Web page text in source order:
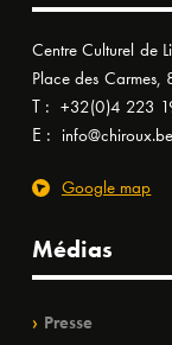
Centre Culturel de
Place des
T : +32(0)4 223
E : info@chiroux.be
Google map
Médias
Presse